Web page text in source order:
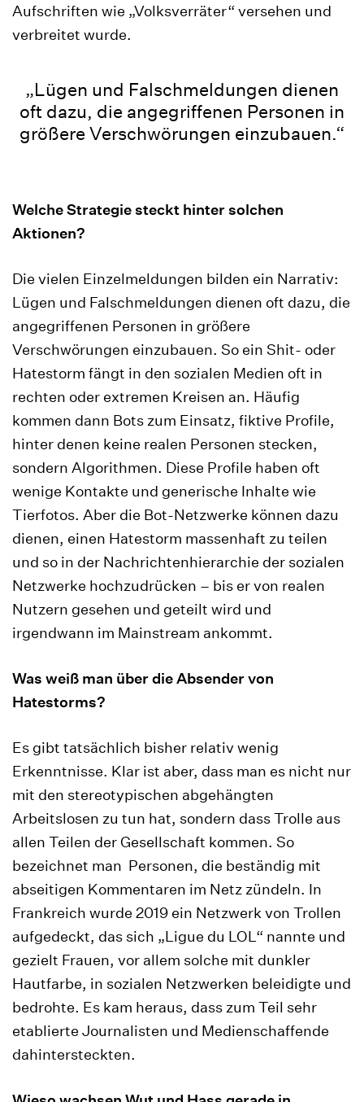
Aufschriften wie „Volksverräter“ versehen und
verbreitet wurde.
„Lügen und Falschmeldungen dienen
oft dazu, die angegriffenen Personen in
größere Verschwörungen einzubauen.“
Welche Strategie steckt hinter solchen
Aktionen?
Die vielen Einzelmeldungen bilden ein Narrativ:
Lügen und Falschmeldungen dienen oft dazu, die
angegriffenen Personen in größere
Verschwörungen einzubauen. So ein Shit- oder
Hatestorm fängt in den sozialen Medien oft in
rechten oder extremen Kreisen an. Häufig
kommen dann Bots zum Einsatz, fiktive Profile,
hinter denen keine realen Personen stecken,
sondern Algorithmen. Diese Profile haben oft
wenige Kontakte und generische Inhalte wie
Tierfotos. Aber die Bot-Netzwerke können dazu
dienen, einen Hatestorm massenhaft zu teilen
und so in der Nachrichtenhierarchie der sozialen
Netzwerke hochzudrücken – bis er von realen
Nutzern gesehen und geteilt wird und
irgendwann im Mainstream ankommt.
Was weiß man über die Absender von
Hatestorms?
Es gibt tatsächlich bisher relativ wenig
Erkenntnisse. Klar ist aber, dass man es nicht nur
mit den stereotypischen abgehängten
Arbeitslosen zu tun hat, sondern dass Trolle aus
allen Teilen der Gesellschaft kommen. So
bezeichnet man Personen, die beständig mit
abseitigen Kommentaren im Netz zündeln. In
Frankreich wurde 2019 ein Netzwerk von Trollen
aufgedeckt, das sich „Ligue du LOL“ nannte und
gezielt Frauen, vor allem solche mit dunkler
Hautfarbe, in sozialen Netzwerken beleidigte und
bedrohte. Es kam heraus, dass zum Teil sehr
etablierte Journalisten und Medienschaffende
dahintersteckten.